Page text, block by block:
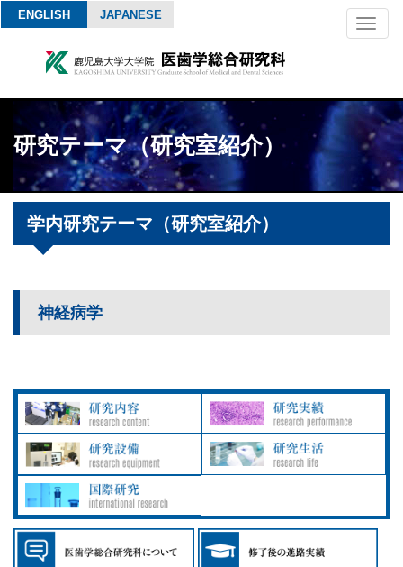
ENGLISH JAPANESE
研究テーマ（研究室紹介）
学内研究テーマ（研究室紹介）
神経病学